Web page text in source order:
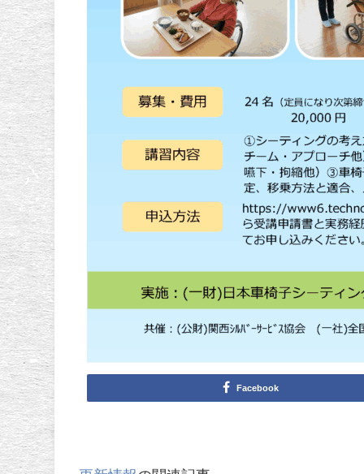
Facebook